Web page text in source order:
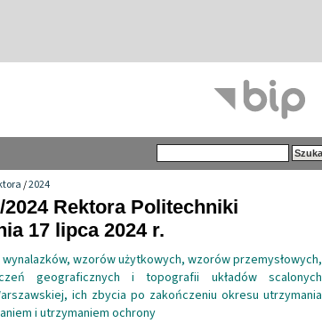
/2024
Rektora Politechniki
17 lipca 2024 r.
wzorów użytkowych, wzorów przemysłowych,
geograficznych i topografii układów scalonych
ich zbycia po zakończeniu okresu utrzymania
i utrzymaniem ochrony